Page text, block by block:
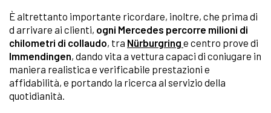
È altrettanto importante ricordare, inoltre, che prima di
d arrivare ai clienti, ogni Mercedes percorre milioni di
chilometri di collaudo, tra Nürburgring e centro prove di
Immendingen, dando vita a vettura capaci di coniugare in
maniera realistica e verificabile prestazioni e
affidabilità, e portando la ricerca al servizio della
quotidianità.